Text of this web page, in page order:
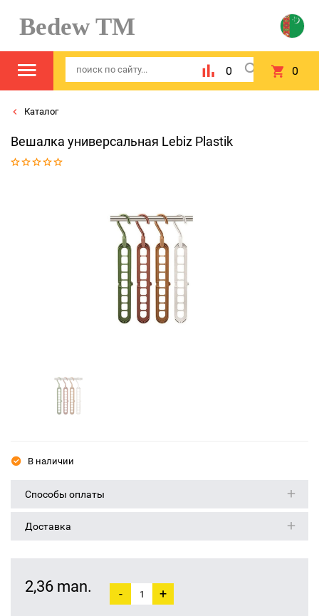
Bedew TM
0 0
Каталог
Вешалка универсальная Lebiz Plastik
В наличии
Способы оплаты
Доставка
2,36 man. - +